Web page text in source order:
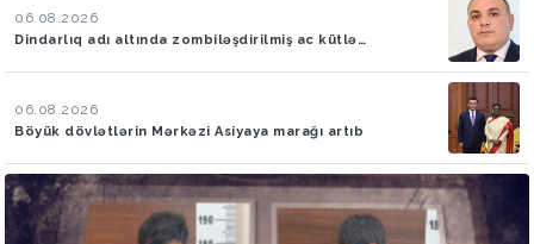
06.08.2026
Dindarlıq adı altında zombiləşdirilmiş ac kütlə…
06.08.2026
Böyük dövlətlərin Mərkəzi Asiyaya marağı artıb